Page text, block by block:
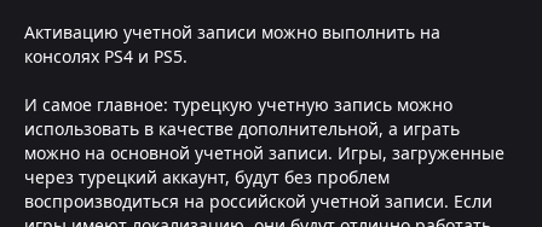
Активацию учетной записи можно выполнить на
консолях PS4 и PS5.
И самое главное: турецкую учетную запись можно
использовать в качестве дополнительной, а играть
можно на основной учетной записи. Игры, загруженные
через турецкий аккаунт, будут без проблем
воспроизводиться на российской учетной записи. Если